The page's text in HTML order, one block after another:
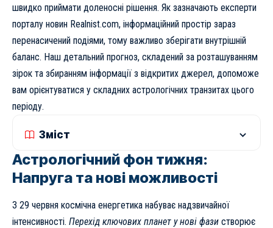
швидко приймати доленосні рішення. Як зазначають експерти
порталу новин Realnist.com, інформаційний простір зараз
перенасичений подіями, тому важливо зберігати внутрішній
баланс. Наш детальний прогноз, складений за розташуванням
зірок та збиранням інформації з відкритих джерел, допоможе
вам орієнтуватися у складних астрологічних транзитах цього
періоду.
Зміст
Астрологічний фон тижня:
Напруга та нові можливості
З 29 червня космічна енергетика набуває надзвичайної
інтенсивності. Перехід ключових планет у нові фази створює